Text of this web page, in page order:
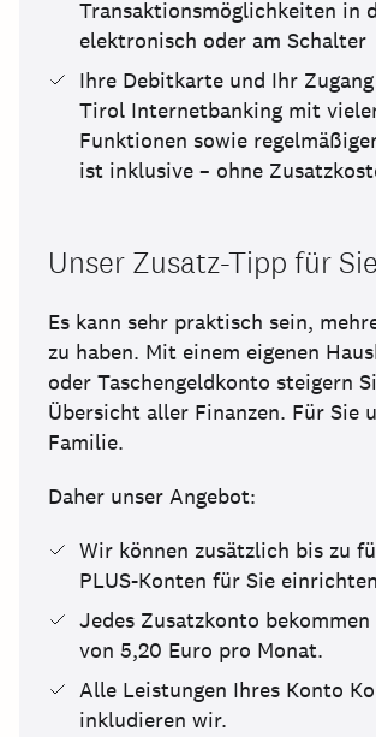
Transaktionsmöglichkeiten in
elektronisch oder am Schalter
Ihre Debitkarte und Ihr
Tirol Internetbanking mit
Funktionen sowie
ist inklusive – ohne
Unser Zusatz-Tipp für Sie
Es kann sehr praktisch sein,
zu haben. Mit einem eigenen
oder Taschengeldkonto steigern
Übersicht aller Finanzen. Für Sie
Familie.
Daher unser Angebot:
Wir können zusätzlich bis zu
PLUS-Konten für Sie
Jedes Zusatzkonto bekommen
von 5,20 Euro pro Monat.
Alle Leistungen Ihres Konto
inkludieren wir.